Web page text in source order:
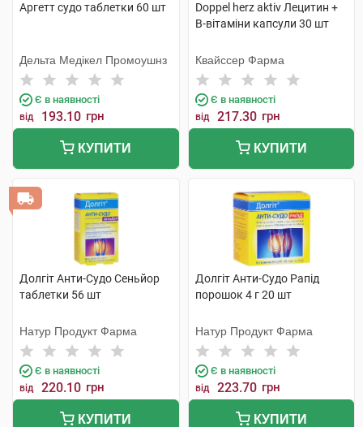
Аргетт судо таблетки 60 шт
Дельта Медікел Промоушнз
Є в наявності
від 193.10 грн
КУПИТИ
Doppel herz aktiv Лецитин +
B-вітаміни капсули 30 шт
Квайссер Фарма
Є в наявності
від 217.30 грн
КУПИТИ
Долгіт Анти-Судо Сеньйор
таблетки 56 шт
Натур Продукт Фарма
Є в наявності
від 220.10 грн
КУПИТИ
Долгіт Анти-Судо Рапід
порошок 4 г 20 шт
Натур Продукт Фарма
Є в наявності
від 223.70 грн
КУПИТИ